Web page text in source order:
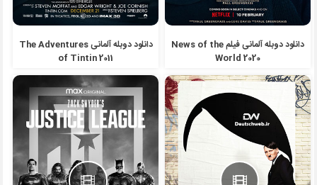
دانلود دوبله آلمانی فیلم News of the
World 2020
دانلود دوبله آلمانی The Adventures
of Tintin 2011